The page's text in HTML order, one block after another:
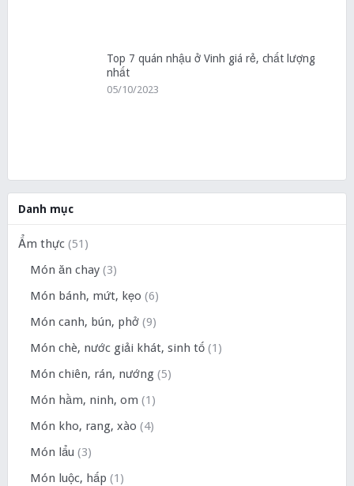
Top 7 quán nhậu ở Vinh giá rẻ, chất lượng
nhất
05/10/2023
Danh mục
Ẩm thực(51)
Món ăn chay(3)
Món bánh, mứt, kẹo (6)
Món canh, bún, phở(9)
Món chè, nước giải khát, sinh tố(1)
Món chiên, rán, nướng(5)
Món hầm, ninh, om (1)
Món kho, rang, xào (4)
Món lẩu (3)
Món luộc, hấp (1)